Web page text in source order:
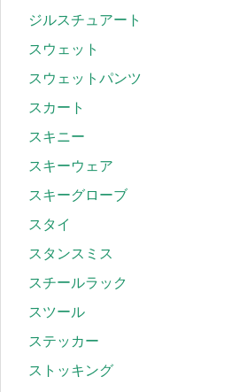
ジルスチュアート
スウェット
スウェットパンツ
スカート
スキニー
スキーウェア
スキーグローブ
スタイ
スタンスミス
スチールラック
スツール
ステッカー
ストッキング